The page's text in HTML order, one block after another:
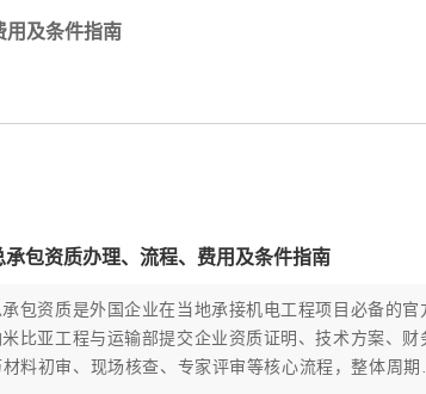
用及条件指南
包资质办理、流程、费用及条件指南
包资质是外国企业在当地承接机电工程项目必备的官
比亚工程与运输部提交企业资质证明、技术方案、财
料初审、现场核查、专家评审等核心流程，整体周期